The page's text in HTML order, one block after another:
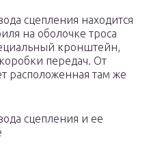
сцепления находится
на оболочке троса
кронштейн,
передач. От
расположенная там же
сцепления и ее